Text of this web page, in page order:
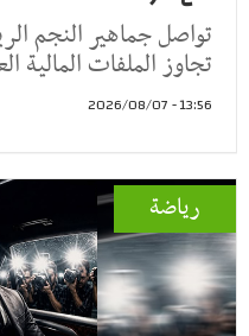
تواصل جماهير النجم
تجاوز الملفات المالية
13:56 - 2026/08/07
رياضة